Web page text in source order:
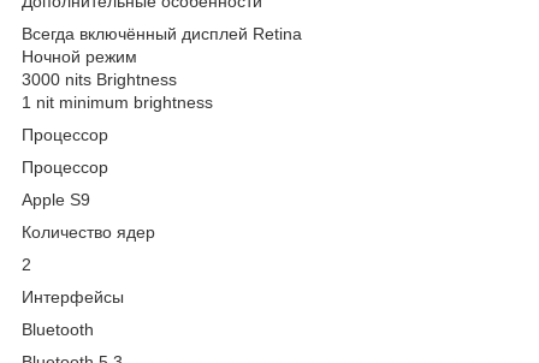
Всегда включённый дисплей Retina
Ночной режим
3000 nits Brightness
1 nit minimum brightness
Процессор
Процессор
Apple S9
Количество ядер
2
Интерфейсы
Bluetooth